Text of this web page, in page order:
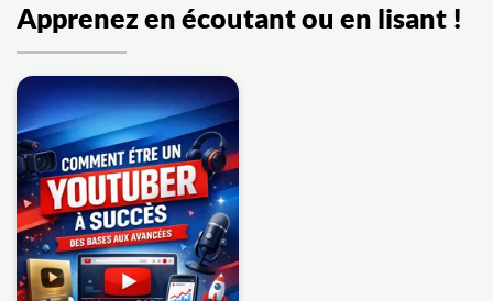
Apprenez en écoutant ou en lisant !